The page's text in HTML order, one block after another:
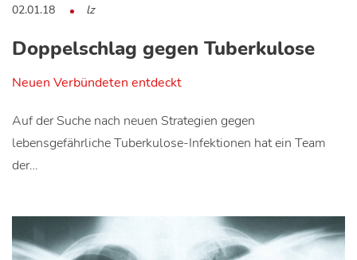
02.01.18 lz
Doppelschlag gegen Tuberkulose
Neuen Verbündeten entdeckt
Auf der Suche nach neuen Strategien gegen
lebensgefährliche Tuberkulose-Infektionen hat ein Team
der…